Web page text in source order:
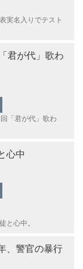
実名入りでテスト
君が代」歌わ
「君が代」歌わ
心中
心中。
、警官の暴行